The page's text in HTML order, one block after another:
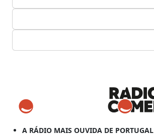
A RÁDIO MAIS OUVIDA DE PORTUGAL